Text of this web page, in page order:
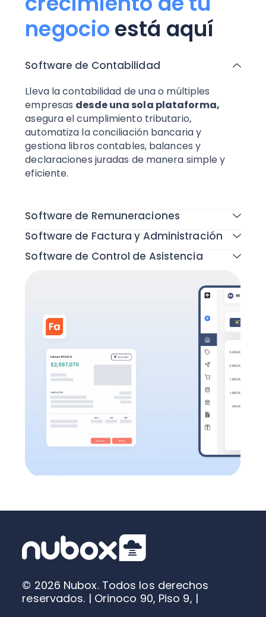
negocio está aquí
Software de Contabilidad
Lleva la contabilidad de una o múltiples
empresas desde una sola plataforma,
asegura el cumplimiento tributario,
automatiza la conciliación bancaria y
gestiona libros contables, balances y
declaraciones juradas de manera simple y
eficiente.
Software de Remuneraciones
Software de Factura y Administración
Todas las funcionalidades
Software de Control de Asistencia
Todas las funcionalidades
© 2026 Nubox. Todos los derechos
reservados. | Orinoco 90, Piso 9, |